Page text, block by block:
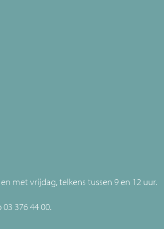
met vrijdag, telkens tussen 9 en 12 uur.
376 44 00.